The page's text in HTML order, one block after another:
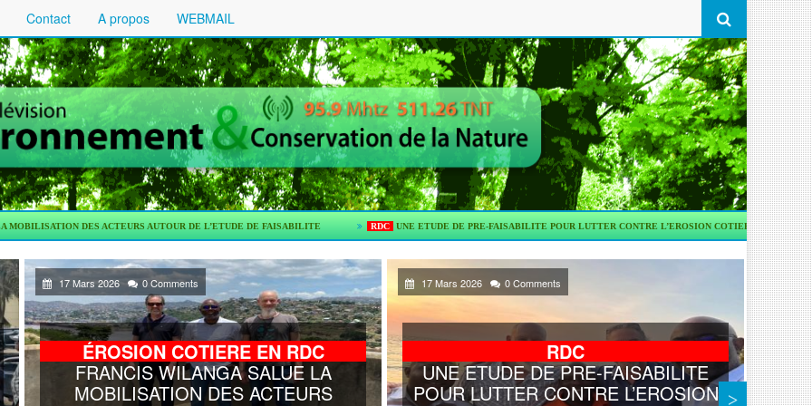
Contact A propos WEBMAIL
ACTEURS AUTOUR DE L’ETUDE DE FAISABILITE RDC UNE ETUDE DE PRE-FAISABILITE POUR LUTTER CONTRE L’EROSION COTIERE TRANSPORT
17 Mars 2026 0 Comments
ÉROSION COTIERE EN RDC
FRANCIS WILANGA SALUE LA
MOBILISATION DES ACTEURS
17 Mars 2026 0 Comments
RDC
UNE ETUDE DE PRE-FAISABILITE
POUR LUTTER CONTRE L’EROSION
03